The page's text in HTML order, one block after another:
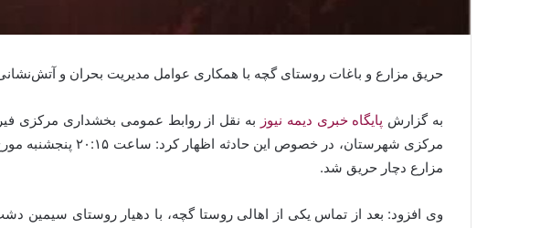
حریق مزارع و باغات روستای گچه با همکاری عوامل مدیریت بحران و
به گزارش پایگاه خبری دیمه نیوز به نقل از روابط عمومی بخشداری مرکزی
مزارع دچار حریق شد.
وی افزود: بعد از تماس یکی از اهالی روستا گچه، با دهیار روستای